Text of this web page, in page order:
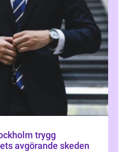
trygg
avgörande skeden